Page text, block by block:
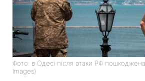
Фото: в Одесі після атаки РФ
Images)